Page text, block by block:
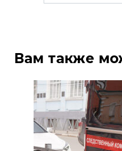
Вам также